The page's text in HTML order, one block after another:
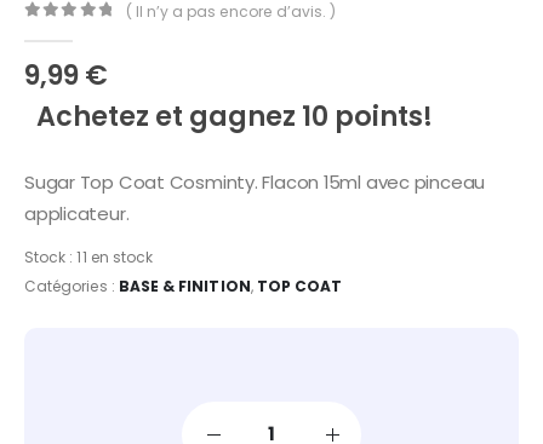
( Il n’y a pas encore d’avis. )
9,99€
Achetez et gagnez 10 points!
Sugar Top Coat Cosminty. Flacon 15ml avec pinceau
applicateur.
Stock :11 en stock
Catégories : BASE & FINITION, TOP COAT